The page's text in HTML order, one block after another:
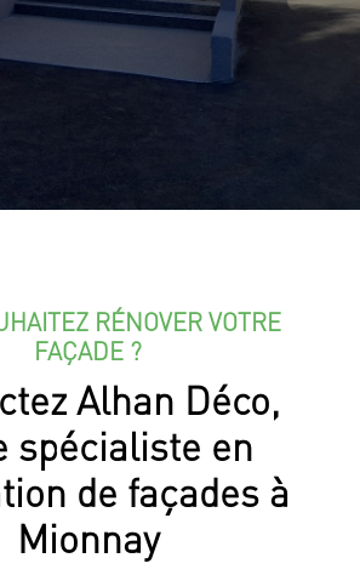
RÉNOVER VOTRE
FAÇADE ?
Alhan Déco,
spécialiste en
de façades à
Mionnay